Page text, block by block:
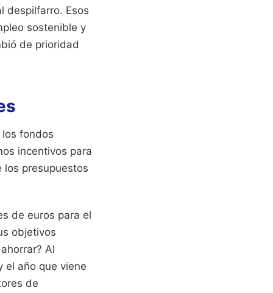
despilfarro. Esos
sostenible y
de prioridad
fondos
incentivos para
los presupuestos
de euros para el
objetivos
Al
el año que viene
de